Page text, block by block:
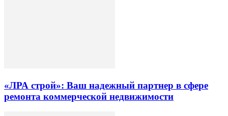
«ЛРА строй»: Ваш надежный партнер в сфере
ремонта коммерческой недвижимости